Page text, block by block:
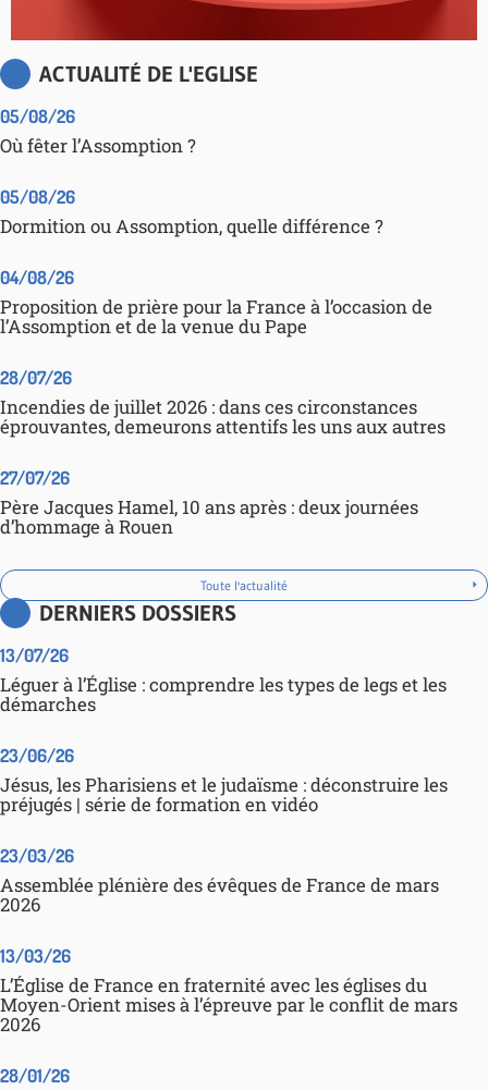
ACTUALITÉ DE L'EGLISE
05/08/26
Où fêter l’Assomption ?
05/08/26
Dormition ou Assomption, quelle différence ?
04/08/26
Proposition de prière pour la France à l’occasion de
l’Assomption et de la venue du Pape
28/07/26
Incendies de juillet 2026 : dans ces circonstances
éprouvantes, demeurons attentifs les uns aux autres
27/07/26
Père Jacques Hamel, 10 ans après : deux journées
d’hommage à Rouen
Toute l'actualité
DERNIERS DOSSIERS
13/07/26
Léguer à l’Église : comprendre les types de legs et les
démarches
23/06/26
Jésus, les Pharisiens et le judaïsme : déconstruire les
préjugés | série de formation en vidéo
23/03/26
Assemblée plénière des évêques de France de mars
2026
13/03/26
L’Église de France en fraternité avec les églises du
Moyen-Orient mises à l’épreuve par le conflit de mars
2026
28/01/26